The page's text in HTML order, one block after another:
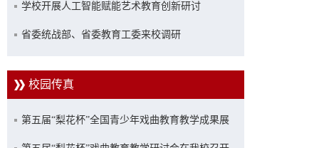
流座谈
学校开展人工智能赋能艺术教育创新研讨
省委统战部、省委教育工委来校调研
校园传真
第五届“梨花杯”全国青少年戏曲教育教学成果展